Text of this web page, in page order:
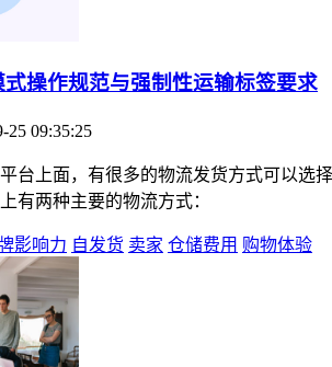
操作规范与强制性运输标签要求
25 09:35:25
台上面，有很多的物流发货方式可以选
有两种主要的物流方式：
影响力 自发货 卖家 仓储费用 购物体验